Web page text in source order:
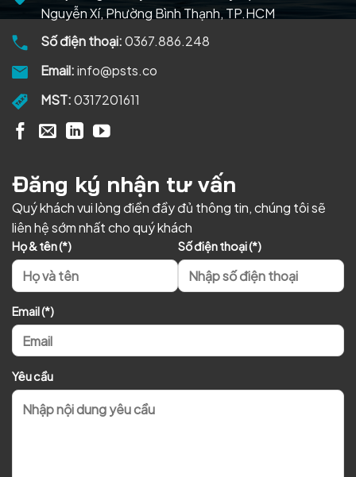
Nguyễn Xí, Phường Bình Thạnh, TP.HCM
Số điện thoại:0367.886.248
Email:info@psts.co
MST:0317201611
Đăng ký nhận tư vấn
Quý khách vui lòng điền đầy đủ thông tin, chúng tôi sẽ
liên hệ sớm nhất cho quý khách
Họ & tên (*) Số điện thoại (*)
Email (*)
Yêu cầu